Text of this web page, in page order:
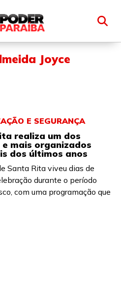
Joyce
E SEGURANÇA
realiza um dos
mais organizados
dos últimos anos
Santa Rita viveu dias de
durante o período
com uma programação que